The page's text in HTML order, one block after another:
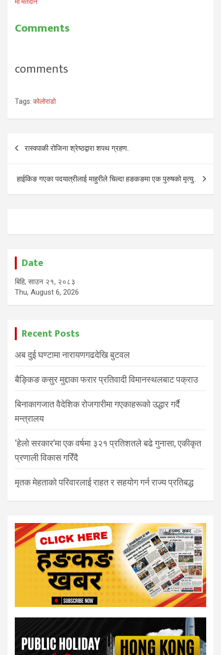
Comments
comments
Tags: कोलोराडो
Post
navigation
रास्वपाकी रोजिना श्रेष्ठद्वारा शपथ ग्रहण..
हाईकिङ गएका पदयात्रीलाई माहुरीले चिल्दा हङकङमा एक पुरुषको मृत्यु..
Date
बिहि, साउन २१, २०८३
Thu, August 6, 2026
Recent Posts
अब दुई घण्टामा नारायणगढदेखि बुटवल
बैङ्किङ कसुर मुद्दाका फरार प्रतिवादी विमानस्थलबाट पक्राउ
बिनाकागजात वैदेशिक रोजगारीमा गएकाहरूको उद्धार गर्दै
मन्त्रालय
‘हेलो सरकार’मा एक वर्षमा ३२१ प्रतिशतले बढे गुनासा, एकीकृत
प्रणाली विकास गरिँदै
मृतक मेहताको परिवारलाई राहत र सहयोग गर्न राज्य प्रतिबद्ध